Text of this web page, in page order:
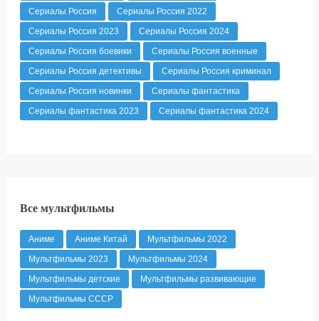
Сериалы Россия
Сериалы Россия 2022
Сериалы Россия 2023
Сериалы Россия 2024
Сериалы Россия боевики
Сериалы Россия военные
Сериалы Россия детективы
Сериалы Россия криминал
Сериалы Россия новинки
Сериалы фантастика
Сериалы фантастика 2023
Сериалы фантастика 2024
Все мультфильмы
Аниме Аниме Китай
Мультфильмы 2022
Мультфильмы 2023
Мультфильмы 2024
Мультфильмы детские
Мультфильмы развивающие
Мультфильмы СССР